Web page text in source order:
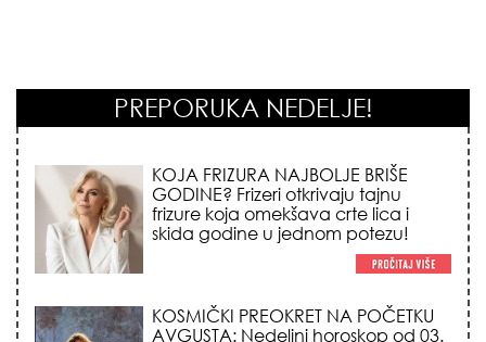
PREPORUKA NEDELJE!
KOSMIČKI PREOKRET NA POČETKU
AVGUSTA: Nedeljni horoskop od 03.
do 09. avgusta 2026. godine donosi
vatrenu energiju sezone Lava,
iznenadni novac i prelomne